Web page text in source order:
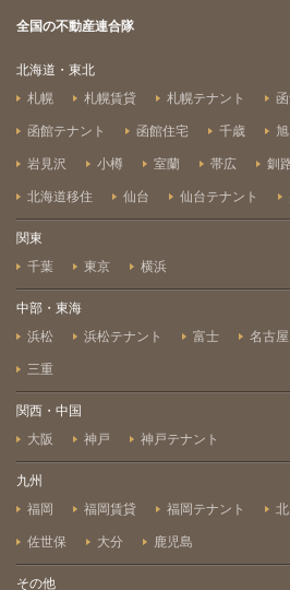
全国の不動産連合隊
北海道・東北
札幌
札幌賃貸 札幌テナント
函館テナント 函館住宅 千歳 旭
岩見沢 小樽 室蘭 帯広 釧
北海道移住 仙台 仙台テナント
関東
千葉
東京 横浜
中部・東海
浜松
浜松テナント 富士 名古屋
三重
関西・中国
大阪
神戸 神戸テナント
九州
福岡
福岡賃貸 福岡テナント
佐世保 大分 鹿児島
その他